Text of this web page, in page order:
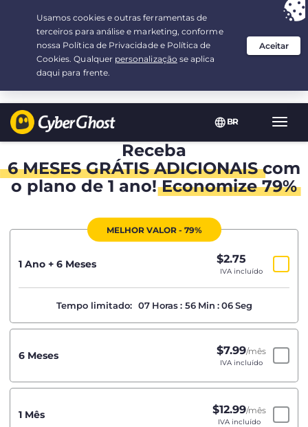
BR
Sua escolha:a melhor ofertapor 1.5-ano(s) a $
Receba
6 MESES GRÁTIS ADICIONAIScom
o plano de 1 ano!Economize 79%
MELHOR VALOR - 79%
1 Ano + 6 Meses $2.75
IVA incluído
Tempo limitado: 07 Horas : 56 Min : 05 Seg
6 Meses $7.99/mês
IVA incluído
1 Mês $12.99/mês
IVA incluído